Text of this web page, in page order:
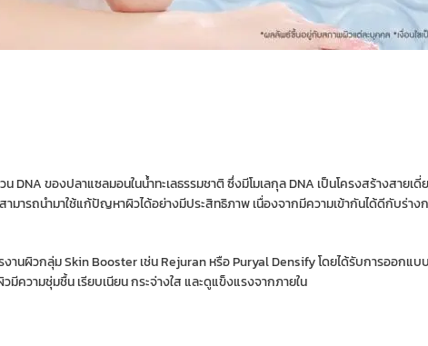
ของปลาแซลมอนในน้ำทะเลธรรมชาติ ซึ่งมีโมเลกุล DNA เป็นโครงสร้างสายเดี่
ารถนำมาใช้แก้ปัญหาผิวได้อย่างมีประสิทธิภาพ เนื่องจากมีความเข้ากันได้ดีกับร่าง
านผิวกลุ่ม Skin Booster เช่น Rejuran หรือ Puryal Densify โดยได้รับการออกแ
มีความชุ่มชื้น เรียบเนียน กระจ่างใส และดูแข็งแรงจากภายใน